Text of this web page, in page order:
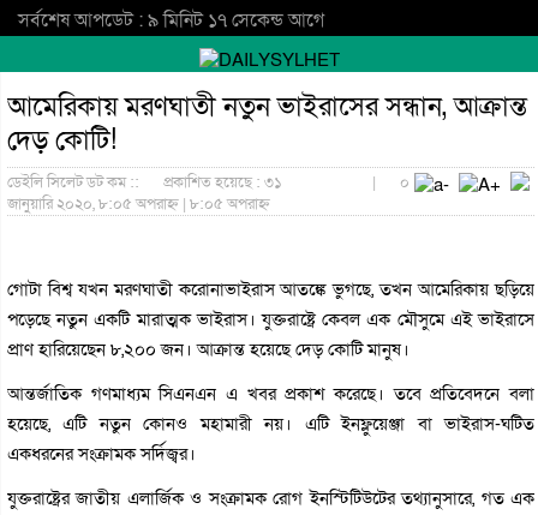
সর্বশেষ আপডেট : ৯ মিনিট ১৭ সেকেন্ড আগে
আমেরিকায় মরণঘাতী নতুন ভাইরাসের সন্ধান, আক্রান্ত
দেড় কোটি!
ডেইলি সিলেট ডট কম ::
প্রকাশিত হয়েছে : ৩১
জানুয়ারি ২০২০, ৮:০৫ অপরাহ্ন | ৮:০৫ অপরাহ্ন
| ০
গোটা বিশ্ব যখন মরণঘাতী করোনাভাইরাস আতঙ্কে ভুগছে, তখন আমেরিকায় ছড়িয়ে
পড়েছে নতুন একটি মারাত্মক ভাইরাস। যুক্তরাষ্ট্রে কেবল এক মৌসুমে এই ভাইরাসে
প্রাণ হারিয়েছেন ৮,২০০ জন। আক্রান্ত হয়েছে দেড় কোটি মানুষ।
আন্তর্জাতিক গণমাধ্যম সিএনএন এ খবর প্রকাশ করেছে। তবে প্রতিবেদনে বলা
হয়েছে, এটি নতুন কোনও মহামারী নয়। এটি ইনফ্লুয়েঞ্জা বা ভাইরাস-ঘটিত
একধরনের সংক্রামক সর্দিজ্বর।
যুক্তরাষ্ট্রের জাতীয় এলার্জিক ও সংক্রামক রোগ ইনস্টিটিউটের তথ্যানুসারে, গত এক